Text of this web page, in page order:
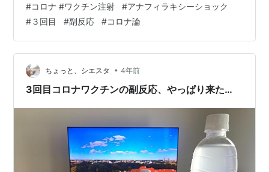
多数でありながら重傷者数が極めて少ないことから、
「受ける意味あるの？副反応で辛い思いをするならコロ
ナに罹患した方がましじゃないの？？」 と思っていまし
たが、現実的に色々と行動するための免罪符にもなって
いるので、仕方なく受けてきました。 一般病院でネット
予約して受けました。 時間指定だった…
#コロナ #ワクチン注射 #アナフィラキシーショック
#３回目 #副反応 #コロナ論
ちょっと、シエスタ • 4年前
3回目コロナワクチンの副反応、やっぱり来た…